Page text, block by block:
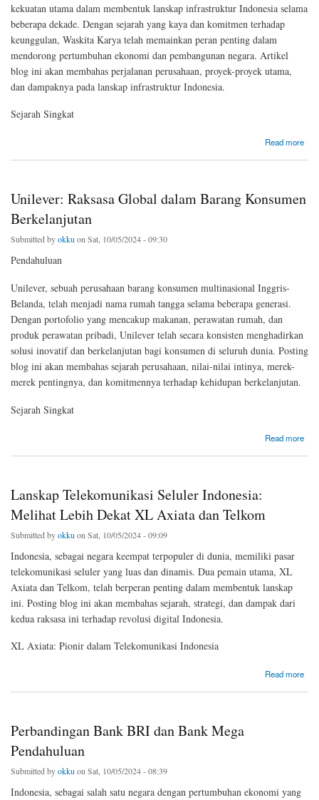
kekuatan utama dalam membentuk lanskap infrastruktur Indonesia selama
beberapa dekade. Dengan sejarah yang kaya dan komitmen terhadap
keunggulan, Waskita Karya telah memainkan peran penting dalam
mendorong pertumbuhan ekonomi dan pembangunan negara. Artikel
blog ini akan membahas perjalanan perusahaan, proyek-proyek utama,
dan dampaknya pada lanskap infrastruktur Indonesia.
Sejarah Singkat
Read more
Unilever: Raksasa Global dalam Barang Konsumen
Berkelanjutan
Submitted byokku on Sat, 10/05/2024 - 09:30
Pendahuluan
Unilever, sebuah perusahaan barang konsumen multinasional Inggris-
Belanda, telah menjadi nama rumah tangga selama beberapa generasi.
Dengan portofolio yang mencakup makanan, perawatan rumah, dan
produk perawatan pribadi, Unilever telah secara konsisten menghadirkan
solusi inovatif dan berkelanjutan bagi konsumen di seluruh dunia. Posting
blog ini akan membahas sejarah perusahaan, nilai-nilai intinya, merek-
merek pentingnya, dan komitmennya terhadap kehidupan berkelanjutan.
Sejarah Singkat
Read more
Lanskap Telekomunikasi Seluler Indonesia:
Melihat Lebih Dekat XL Axiata dan Telkom
Submitted byokku on Sat, 10/05/2024 - 09:09
Indonesia, sebagai negara keempat terpopuler di dunia, memiliki pasar
telekomunikasi seluler yang luas dan dinamis. Dua pemain utama, XL
Axiata dan Telkom, telah berperan penting dalam membentuk lanskap
ini. Posting blog ini akan membahas sejarah, strategi, dan dampak dari
kedua raksasa ini terhadap revolusi digital Indonesia.
XL Axiata: Pionir dalam Telekomunikasi Indonesia
Read more
about Lanskap Telekomunikasi Seluler Indonesia: Melihat Lebih Dekat XL Axiata dan
Perbandingan Bank BRI dan Bank Mega
Pendahuluan
Submitted byokku on Sat, 10/05/2024 - 08:39
Indonesia, sebagai salah satu negara dengan pertumbuhan ekonomi yang